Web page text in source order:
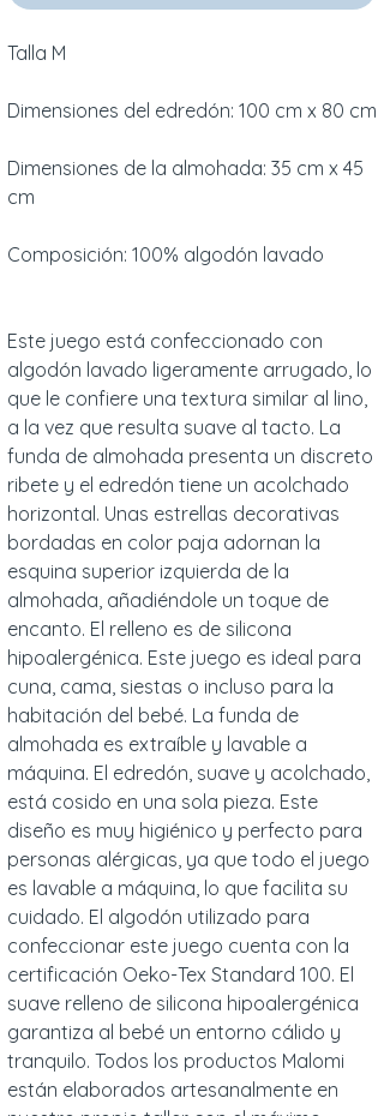
Talla M
Dimensiones del edredón: 100 cm x 80 cm
Dimensiones de la almohada: 35 cm x 45
cm
Composición: 100% algodón lavado
Este juego está confeccionado con
algodón lavado ligeramente arrugado, lo
que le confiere una textura similar al lino,
a la vez que resulta suave al tacto. La
funda de almohada presenta un discreto
ribete y el edredón tiene un acolchado
horizontal. Unas estrellas decorativas
bordadas en color paja adornan la
esquina superior izquierda de la
almohada, añadiéndole un toque de
encanto. El relleno es de silicona
hipoalergénica. Este juego es ideal para
cuna, cama, siestas o incluso para la
habitación del bebé. La funda de
almohada es extraíble y lavable a
máquina. El edredón, suave y acolchado,
está cosido en una sola pieza. Este
diseño es muy higiénico y perfecto para
personas alérgicas, ya que todo el juego
es lavable a máquina, lo que facilita su
cuidado. El algodón utilizado para
confeccionar este juego cuenta con la
certificación Oeko-Tex Standard 100. El
suave relleno de silicona hipoalergénica
garantiza al bebé un entorno cálido y
tranquilo. Todos los productos Malomi
están elaborados artesanalmente en